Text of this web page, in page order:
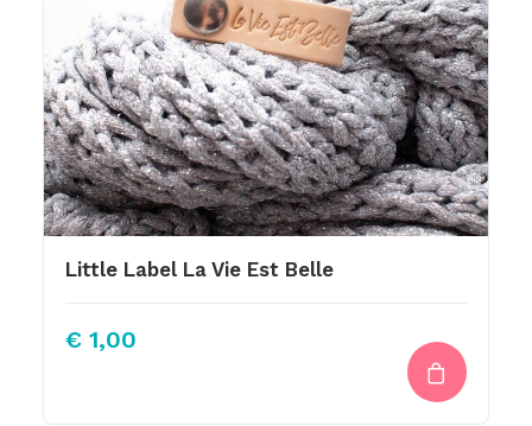
Little Label La Vie Est Belle
€ 1,00